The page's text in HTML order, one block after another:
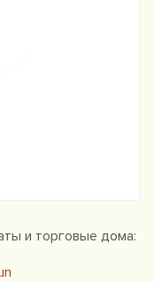
и торговые дома: